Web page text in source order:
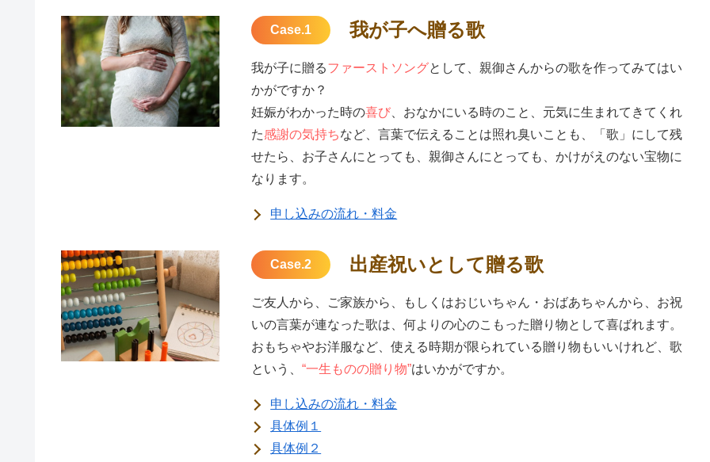
Case.1 我が子へ贈る歌
我が子に贈るファーストソングとして、親御さんからの歌を作ってみてはい
かがですか？
妊娠がわかった時の喜び 、おなかにいる時のこと、元気に生まれてきてくれ
た感謝の気持ちなど、言葉で伝えることは照れ臭いことも、「歌」にして残
せたら、お子さんにとっても、親御さんにとっても、かけがえのない宝物に
なります。
申し込みの流れ・料金
Case.2 出産祝いとして贈る歌
ご友人から、ご家族から、もしくはおじいちゃん・おばあちゃんから、お祝
いの言葉が連なった歌は、何よりの心のこもった贈り物として喜ばれます。
おもちゃやお洋服など、使える時期が限られている贈り物もいいけれど、歌
という、“一生ものの贈り物”はいかがですか。
申し込みの流れ・料金
具体例１
具体例２